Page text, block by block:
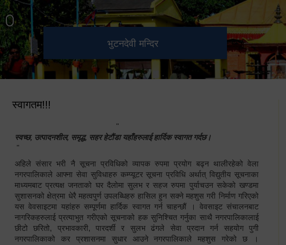
भुटनदेवी मन्दिर
स्मारक
हेटौंडा उपमहानगरपालिका नगर
कार्यपालिकाको कार्यालय
मनकामना डाँडाबाट देखिएको दृश्य
स्वागतम!!!
"
स्वच्छ, उत्पादनशील, समृद्ध, सहर हेटौंडा यहाँहरुलाई हार्दिक स्वागत गर्दछ।
"
अहिले संसार भरी नै सूचना प्रविधिको व्यापक रुपमा प्रयोग बढ्न थालीरहेको वेला
नगरपालिकाले आफ्ना सेवा सुविधाहरु कम्प्यूटर सूचना प्रविधि अर्थात् विद्युतीय सूचनाका
माध्यमबाट प्रत्यक्ष जनताको घर दैलोमा सुलभ र सहज रुपमा पुर्याचउन सकेको खण्डमा
सुशासनको क्षेत्रमा धेरै महत्वपुर्ण उपलब्धिहरु हासिल हुन सक्ने महशुस गरी निर्माण गरिएको
यस वेवसाइटमा यहांहरु सम्पूर्णमा हार्दिक स्वागत गर्न चाहन्छौं । वेवसाइट संचालनबाट
नागरिकहरुलाई प्रत्याभुत गरीएको सूचनाको हक सुनिश्चित गर्नुका साथै नगरपालिकालाई
छीटो छरितो, प्रभावकारी, पारदर्शी र सुलभ ढंगले सेवा प्रदान गर्न सहयोग पुगी
नगरपालिकाको कर प्रशासनमा सुधार आउने नगरपालिकाले महशुस गरेको छ ।